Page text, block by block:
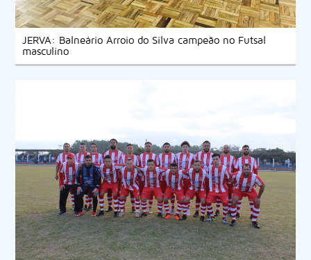
JERVA: Balneário Arroio do Silva campeão no Futsal
masculino